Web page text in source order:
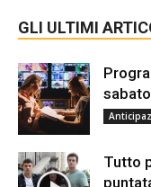
GLI ULTIMI
Tutto